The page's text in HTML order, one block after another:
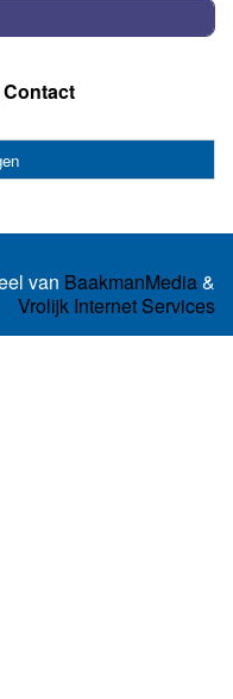
Contact
van BaakmanMedia&
Vrolijk Internet Services